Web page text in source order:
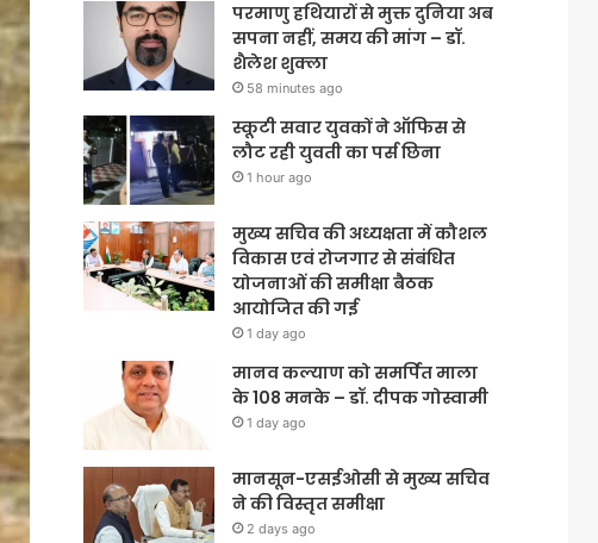
परमाणु हथियारों से मुक्त दुनिया अब
सपना नहीं, समय की मांग – डॉ.
शैलेश शुक्ला
58 minutes ago
स्कूटी सवार युवकों ने ऑफिस से
लौट रही युवती का पर्स छिना
1 hour ago
मुख्य सचिव की अध्यक्षता में कौशल
विकास एवं रोजगार से संबंधित
योजनाओं की समीक्षा बैठक
आयोजित की गई
1 day ago
मानव कल्याण को समर्पित माला
के 108 मनके – डॉ. दीपक गोस्वामी
1 day ago
मानसून-एसईओसी से मुख्य सचिव
ने की विस्तृत समीक्षा
2 days ago